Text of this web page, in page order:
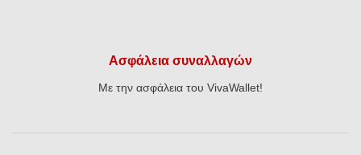
Ασφάλεια συναλλαγών
Με την ασφάλεια του VivaWallet!